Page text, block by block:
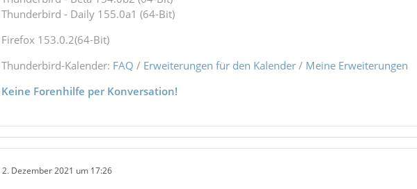
Thunderbird - Daily 155.0a1 (64-Bit)
Firefox 153.0.2(64-Bit)
Thunderbird-Kalender: FAQ / Erweiterungen für den Kalender/ Meine Erweiterungen
Keine Forenhilfe per Konversation!
2. Dezember 2021 um 17:26